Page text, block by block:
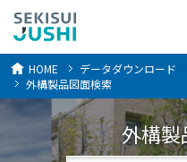
メニ
メニ
HOME データダウンロード
外構製品図面検索
外構製